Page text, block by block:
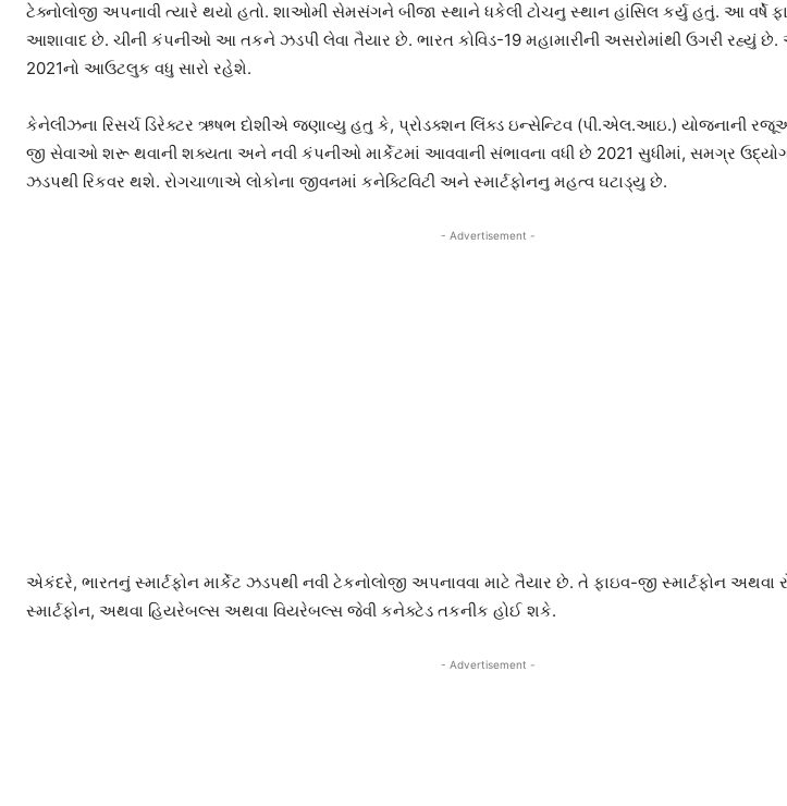
ટેક્નોલોજી અપનાવી ત્યારે થયો હતો. શાઓમી સેમસંગને બીજા સ્થાને ધકેલી ટોચનુ સ્થાન હાંસિલ કર્યુ હતું. આ વર્ષે
આશાવાદ છે. ચીની કંપનીઓ આ તકને ઝડપી લેવા તૈયાર છે. ભારત કોવિડ-19 મહામારીની અસરોમાંથી ઉગરી રહ્યું છે.
2021નો આઉટલુક વધુ સારો રહેશે.
કેનેલીઝના રિસર્ચ ડિરેક્ટર ઋષભ દોશીએ જણાવ્યુ હતુ કે, પ્રોડક્શન લિંક્ડ ઇન્સેન્ટિવ (પી.એલ.આઇ.) યોજનાની
જી સેવાઓ શરૂ થવાની શક્યતા અને નવી કંપનીઓ માર્કેટમાં આવવાની સંભાવના વધી છે 2021 સુધીમાં, સમગ્ર
ઝડપથી રિકવર થશે. રોગચાળાએ લોકોના જીવનમાં કનેક્ટિવિટી અને સ્માર્ટફોનનુ મહત્વ ઘટાડ્યુ છે.
- Advertisement -
એકંદરે, ભારતનું સ્માર્ટફોન માર્કેટ ઝડપથી નવી ટેકનોલોજી અપનાવવા માટે તૈયાર છે. તે ફાઇવ-જી સ્માર્ટફોન અથવા
સ્માર્ટફોન, અથવા હિયરેબલ્સ અથવા વિયરેબલ્સ જેવી કનેક્ટેડ તકનીક હોઈ શકે.
- Advertisement -